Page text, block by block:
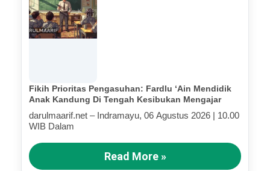
Fikih Prioritas Pengasuhan: Fardlu ‘Ain Mendidik
Anak Kandung Di Tengah Kesibukan Mengajar
darulmaarif.net – Indramayu, 06 Agustus 2026 | 10.00
WIB Dalam
Read More »